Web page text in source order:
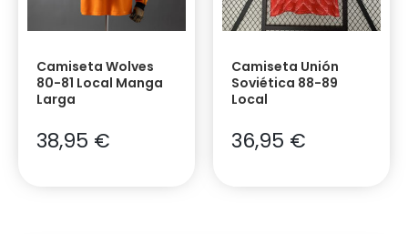
Camiseta Wolves
80-81 Local Manga
Larga
38,95 €
Camiseta Unión
Soviética 88-89
Local
36,95 €